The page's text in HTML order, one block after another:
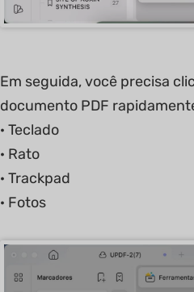
Em seguida, você precisa
documento PDF
· Teclado
· Rato
· Trackpad
· Fotos